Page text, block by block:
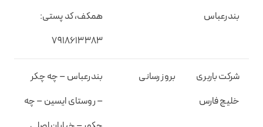
بندرعباس
همکف، کد پستی:
۷۹۱۸۶۱۳۳۸۳
شرکت باربری
خلیج فارس
بروز رسانی
بندرعباس – چه چکر
– روستای ایسین – چه